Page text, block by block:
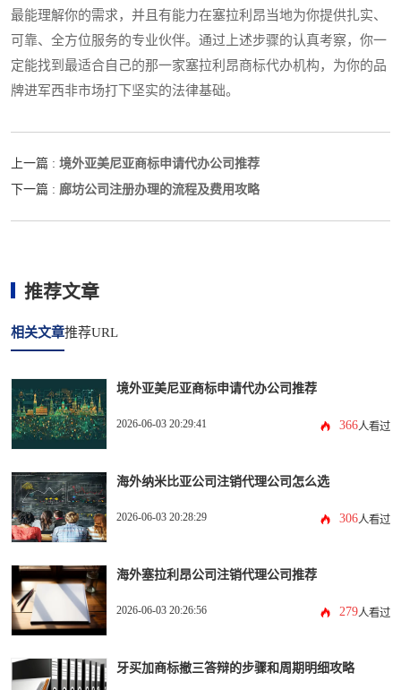
最能理解你的需求，并且有能力在塞拉利昂当地为你提供扎实、
可靠、全方位服务的专业伙伴。通过上述步骤的认真考察，你一
定能找到最适合自己的那一家塞拉利昂商标代办机构，为你的品
牌进军西非市场打下坚实的法律基础。
上一篇 : 境外亚美尼亚商标申请代办公司推荐
下一篇 : 廊坊公司注册办理的流程及费用攻略
推荐文章
相关文章推荐URL
境外亚美尼亚商标申请代办公司推荐
2026-06-03 20:29:41 366人看过
海外纳米比亚公司注销代理公司怎么选
2026-06-03 20:28:29 306人看过
海外塞拉利昂公司注销代理公司推荐
2026-06-03 20:26:56 279人看过
牙买加商标撤三答辩的步骤和周期明细攻略